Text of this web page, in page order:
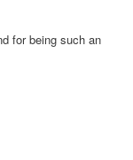
for being such an